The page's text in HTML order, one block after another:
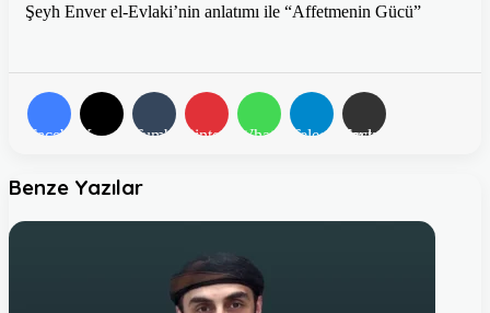
Şeyh Enver el-Evlaki’nin anlatımı ile “Affetmenin Gücü”
Facebook
X Tumblr PinterestWhatsAppTelegramE-Posta ile paylaş
Benze Yazılar